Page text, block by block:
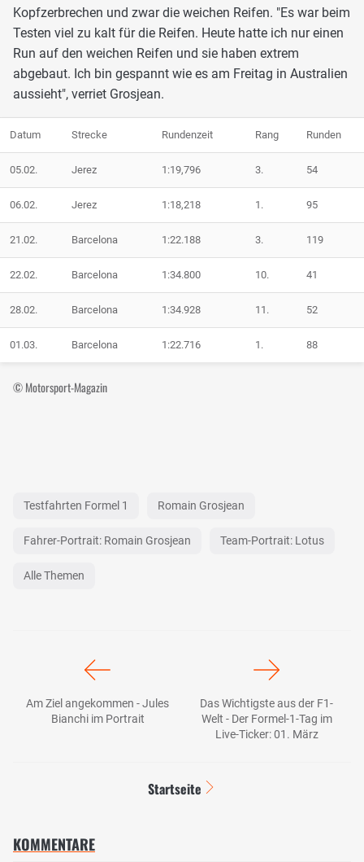
Kopfzerbrechen und zwar die weichen Reifen. "Es war beim
Testen viel zu kalt für die Reifen. Heute hatte ich nur einen
Run auf den weichen Reifen und sie haben extrem
abgebaut. Ich bin gespannt wie es am Freitag in Australien
aussieht", verriet Grosjean.
Datum Strecke Rundenzeit Rang Runden
05.02. Jerez 1:19,796 3. 54
06.02. Jerez 1:18,218 1. 95
21.02. Barcelona 1:22.188 3. 119
22.02. Barcelona 1:34.800 10. 41
28.02. Barcelona 1:34.928 11. 52
01.03. Barcelona 1:22.716 1. 88
© Motorsport-Magazin
Testfahrten Formel 1 Romain Grosjean
Fahrer-Portrait: Romain Grosjean Team-Portrait: Lotus
Alle Themen
Am Ziel angekommen - Jules
Bianchi im Portrait
Das Wichtigste aus der F1-
Welt - Der Formel-1-Tag im
Live-Ticker: 01. März
Startseite
KOMMENTARE